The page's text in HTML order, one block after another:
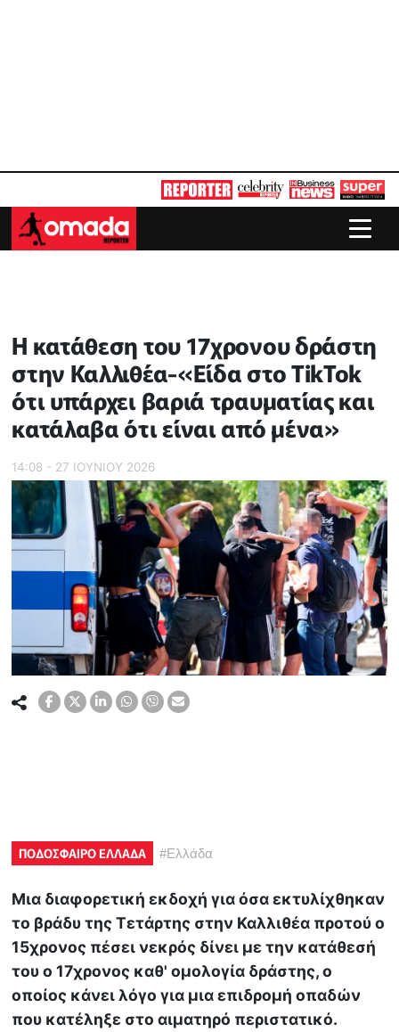
Η κατάθεση του 17χρονου δράστη
στην Καλλιθέα-«Είδα στο TikTok
ότι υπάρχει βαριά τραυματίας και
κατάλαβα ότι είναι από μένα»
14:08 - 27 ΙΟΥΝΙΟΥ 2026
ΠΟΔΟΣΦΑΙΡΟ ΕΛΛΑΔΑ #Ελλάδα
Μια διαφορετική εκδοχή για όσα εκτυλίχθηκαν
το βράδυ της Τετάρτης στην Καλλιθέα προτού ο
15χρονος πέσει νεκρός δίνει με την κατάθεσή
του ο 17χρονος καθ' ομολογία δράστης, ο
οποίος κάνει λόγο για μια επιδρομή οπαδών
που κατέληξε στο αιματηρό περιστατικό.